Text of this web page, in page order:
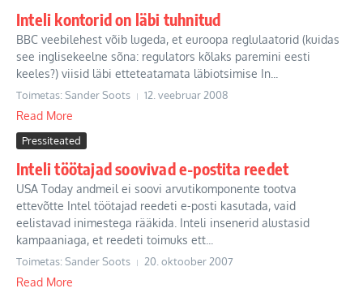
Inteli kontorid on läbi tuhnitud
BBC veebilehest võib lugeda, et euroopa reglulaatorid (kuidas
see inglisekeelne sõna: regulators kõlaks paremini eesti
keeles?) viisid läbi etteteatamata läbiotsimise In...
Toimetas: Sander Soots 12. veebruar 2008
Read More
Pressiteated
Inteli töötajad soovivad e-postita reedet
USA Today andmeil ei soovi arvutikomponente tootva
ettevõtte Intel töötajad reedeti e-posti kasutada, vaid
eelistavad inimestega rääkida. Inteli insenerid alustasid
kampaaniaga, et reedeti toimuks ett...
Toimetas: Sander Soots 20. oktoober 2007
Read More